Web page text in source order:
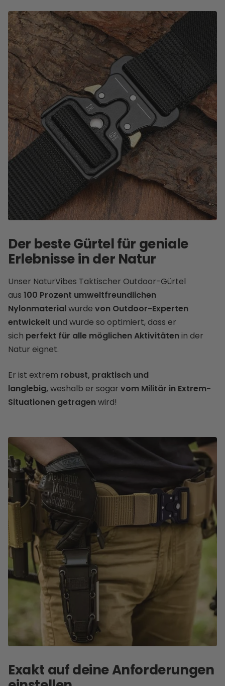
Der beste Gürtel für geniale
Erlebnisse in der Natur
Unser NaturVibes Taktischer Outdoor-Gürtel
aus 100 Prozent umweltfreundlichen
Nylonmaterialwurde von Outdoor-Experten
entwickelt und wurde so optimiert, dass er
sich perfekt für alle möglichen Aktivitätenin der
Natur eignet.
Er ist extrem robust, praktisch und
langlebig,weshalb er sogar vom Militär in Extrem-
Situationen getragenwird!
Exakt auf deine Anforderungen